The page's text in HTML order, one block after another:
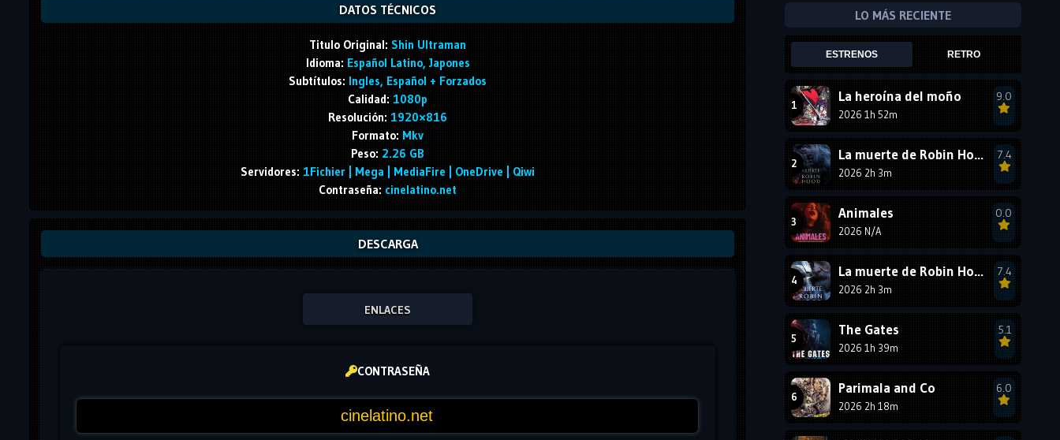
DATOS TÉCNICOS
Titulo Original: Shin Ultraman
Idioma: Español Latino, Japones
Subtítulos: Ingles, Español + Forzados
Calidad: 1080p
Resolución: 1920×816
Formato: Mkv
Peso: 2.26 GB
Servidores: 1Fichier | Mega | MediaFire | OneDrive | Qiwi
Contraseña: cinelatino.net
DESCARGA
ENLACES
CONTRASEÑA
2001
1999 1998
1996 1995
1993
1990 1989
1987
1984
1978
LO MÁS RECIENTE
ESTRENOS RETRO
La heroína del moño
2026 1h 52m
9.0
La muerte de Robin Hood
2026 2h 3m
7.4
Animales
2026 N/A
0.0
La muerte de Robin Hood
2026 2h 3m
7.4
The Gates
2026 1h 39m
5.1
Parimala and Co
2026 2h 18m
6.0